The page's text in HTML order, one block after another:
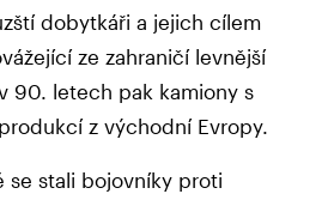
dobytkáři a jejich cílem
ze zahraničí levnější
90. letech pak kamiony s
z východní Evropy.
se stali bojovníky proti